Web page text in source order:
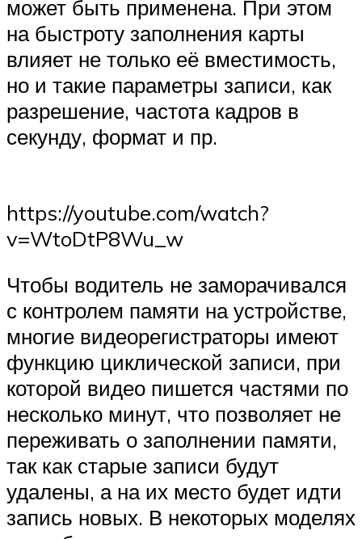
может быть применена. При этом
на быстроту заполнения карты
влияет не только её вместимость,
но и такие параметры записи, как
разрешение, частота кадров в
секунду, формат и пр.
https://youtube.com/watch?
v=WtoDtP8Wu_w
Чтобы водитель не заморачивался
с контролем памяти на устройстве,
многие видеорегистраторы имеют
функцию циклической записи, при
которой видео пишется частями по
несколько минут, что позволяет не
переживать о заполнении памяти,
так как старые записи будут
удалены, а на их место будет идти
запись новых. В некоторых моделях